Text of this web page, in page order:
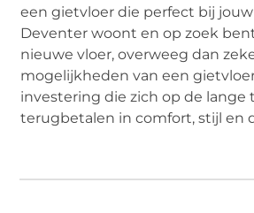
een gietvloer die perfect bij jouw
Deventer woont en op zoek
nieuwe vloer, overweeg dan
mogelijkheden van een
investering die zich op de lange
terugbetalen in comfort, stijl en